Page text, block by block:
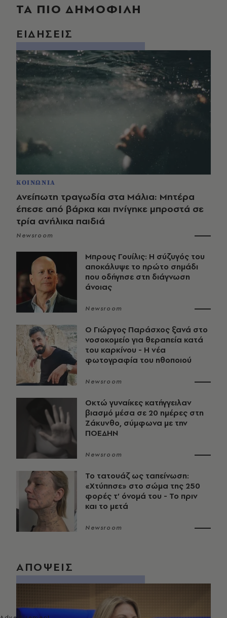
ΤΑ ΠΙΟ ΔΗΜΟΦΙΛΗ
ΕΙΔΗΣΕΙΣ
ΚΟΙΝΩΝΙΑ
Ανείπωτη τραγωδία στα Μάλια: Μητέρα
έπεσε από βάρκα και πνίγηκε μπροστά σε
τρία ανήλικα παιδιά
Newsroom
Μπρους Γουίλις: Η σύζυγός του
αποκάλυψε το πρώτο σημάδι
που οδήγησε στη διάγνωση
άνοιας
Newsroom
O Γιώργος Παράσχος ξανά στο
νοσοκομείο για θεραπεία κατά
του καρκίνου - Η νέα
φωτογραφία του ηθοποιού
Newsroom
Οκτώ γυναίκες κατήγγειλαν
βιασμό μέσα σε 20 ημέρες στη
Ζάκυνθο, σύμφωνα με την
ΠΟΕΔΗΝ
Newsroom
Το τατουάζ ως ταπείνωση:
«Χτύπησε» στο σώμα της 250
φορές τ’ όνομά του - Το πριν
και το μετά
Newsroom
ΑΠΟΨΕΙΣ